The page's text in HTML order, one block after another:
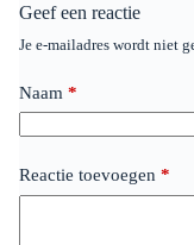
Geef een reactie
Je e-mailadres wordt niet
Naam *
Reactie toevoegen *